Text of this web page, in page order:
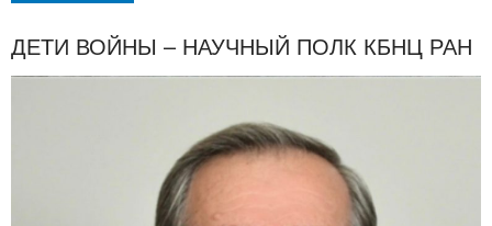
ДЕТИ ВОЙНЫ – НАУЧНЫЙ ПОЛК КБНЦ РАН